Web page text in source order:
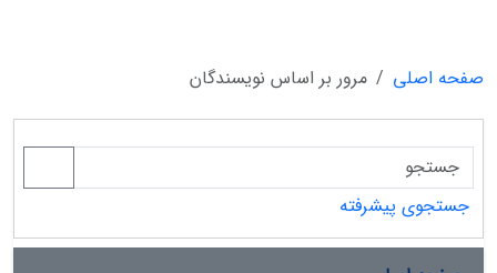
صفحه اصلی مرور بر اساس نویسندگان
جستجوی پیشرفته